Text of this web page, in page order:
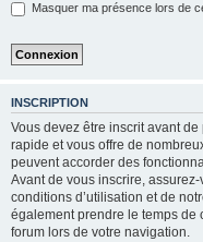
Masquer ma présence lors de
INSCRIPTION
Vous devez être inscrit avant
rapide et vous offre de
peuvent accorder des
Avant de vous inscrire,
conditions d’utilisation et de
également prendre le temps de
forum lors de votre navigation.